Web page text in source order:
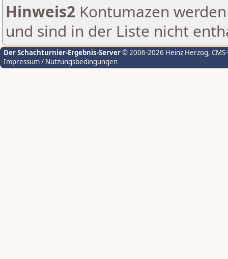
Hinweis2 Kontumazen
und sind in der Liste nicht
Der Schachturnier-Ergebnis-Server© 2006-2026 Heinz Herzog,
Impressum / Nutzungsbedingungen